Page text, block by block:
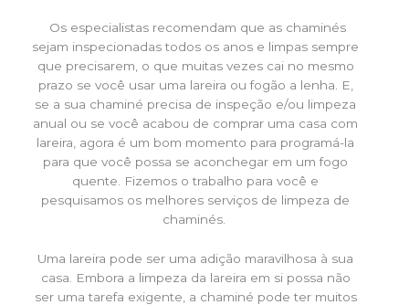
Os especialistas recomendam que as chaminés
sejam inspecionadas todos os anos e limpas sempre
que precisarem, o que muitas vezes cai no mesmo
prazo se você usar uma lareira ou fogão a lenha. E,
se a sua chaminé precisa de inspeção e/ou limpeza
anual ou se você acabou de comprar uma casa com
lareira, agora é um bom momento para programá-la
para que você possa se aconchegar em um fogo
quente. Fizemos o trabalho para você e
pesquisamos os melhores serviços de limpeza de
chaminés.
Uma lareira pode ser uma adição maravilhosa à sua
casa. Embora a limpeza da lareira em si possa não
ser uma tarefa exigente, a chaminé pode ter muitos